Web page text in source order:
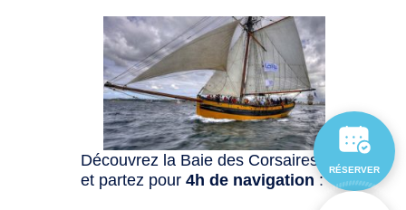
Découvrez la Baie des Corsaires
et partez pour4h de navigation :
RÉSERVER